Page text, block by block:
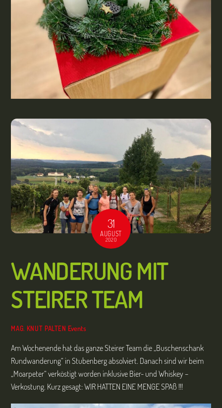
31
AUGUST
2020
WANDERUNG MIT
STEIRER TEAM
MAG. KNUT PALTEN Events
Am Wochenende hat das ganze Steirer Team die „Buschenschank
Rundwanderung“ in Stubenberg absolviert. Danach sind wir beim
„Moarpeter“ verköstigt worden inklusive Bier- und Whiskey –
Verkostung. Kurz gesagt: WIR HATTEN EINE MENGE SPAß !!!